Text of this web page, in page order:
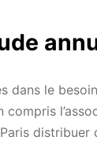
le
compris
distribuer